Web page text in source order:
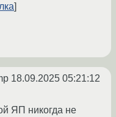
18.09.2025 05:21:12
ЯП никогда не